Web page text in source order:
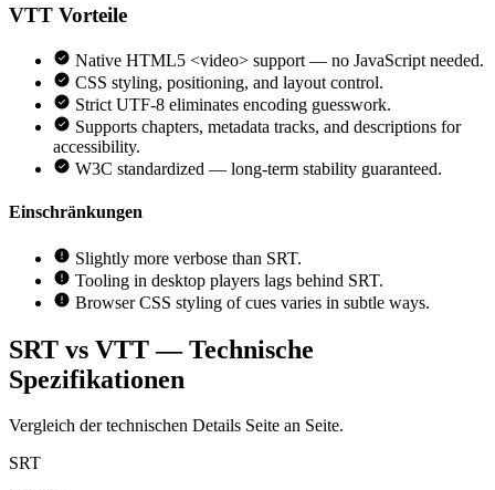
VTT Vorteile
Native HTML5 <video> support — no JavaScript needed.
CSS styling, positioning, and layout control.
Strict UTF-8 eliminates encoding guesswork.
Supports chapters, metadata tracks, and descriptions for
accessibility.
W3C standardized — long-term stability guaranteed.
Einschränkungen
Slightly more verbose than SRT.
Tooling in desktop players lags behind SRT.
Browser CSS styling of cues varies in subtle ways.
SRT vs VTT — Technische
Spezifikationen
Vergleich der technischen Details Seite an Seite.
SRT